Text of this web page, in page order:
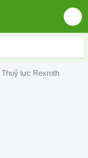
Thuỷ lực Rexroth